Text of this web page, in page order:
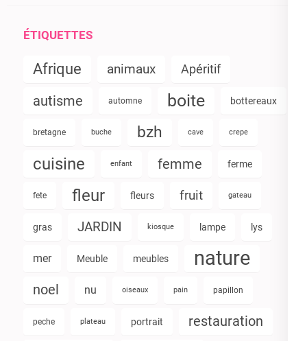
ÉTIQUETTES
Afrique animaux Apéritif
autisme automne boite bottereaux
bretagne buche bzh cave crepe
cuisine enfant femme ferme
fete fleur fleurs fruit gateau
gras JARDIN kiosque lampe lys
mer Meuble meubles nature
noel nu oiseaux pain papillon
peche plateau portrait restauration